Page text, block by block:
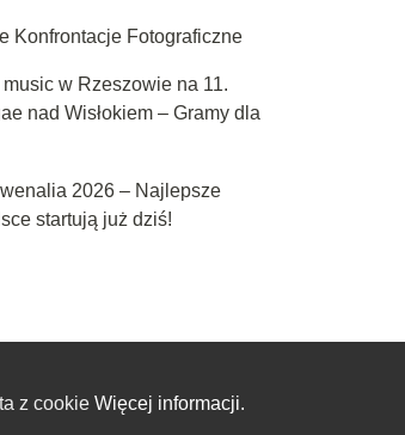
Konfrontacje Fotograficzne
w Rzeszowie na 11.
nad Wisłokiem – Gramy dla
2026 – Najlepsze
startują już dziś!
z cookie Więcej informacji.